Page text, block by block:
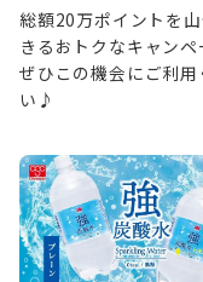
総額20万ポイントを
きるおトクなキャンペ
ぜひこの機会にご利用
い♪